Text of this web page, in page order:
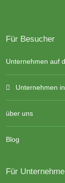
Für Besucher
Unternehmen auf
Unternehmen
über uns
Blog
Für